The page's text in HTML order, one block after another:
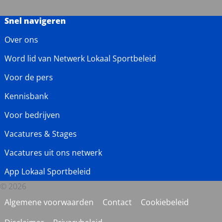
Snel navigeren
Over ons
Word lid van Netwerk Lokaal Sportbeleid
Voor de pers
Kennisbank
Voor bedrijven
Vacatures & Stages
Vacatures uit ons netwerk
App Lokaal Sportbeleid
© 2026
Algemene voorwaarden
Contact
Cookiebeleid